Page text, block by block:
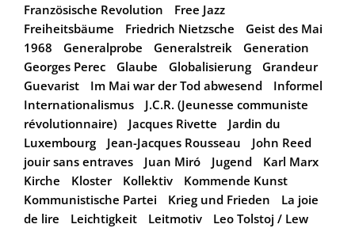
Französische Revolution
Free Jazz
Freiheitsbäume
Friedrich Nietzsche
Geist des Mai
1968
Generalprobe Generalstreik
Generation
Georges Perec
Glaube Globalisierung
Grandeur
Guevarist
Im Mai war der Tod abwesend
Informel
Internationalismus
J.C.R. (Jeunesse communiste
révolutionnaire)
Jacques Rivette
Jardin du
Luxembourg
Jean-Jacques Rousseau
John Reed
jouir sans entraves
Juan Miró Jugend
Karl Marx
Kirche
Kloster Kollektiv
Kommende Kunst
Kommunistische Partei
Krieg und Frieden
La joie
de lire
Leichtigkeit Leitmotiv
Leo Tolstoj / Lew